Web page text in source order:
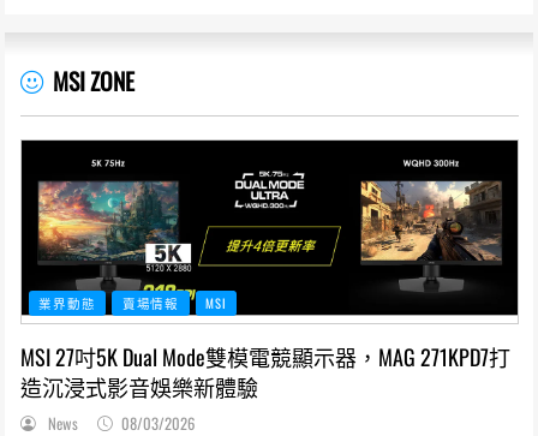
MSI ZONE
業界動態 賣場情報 MSI
MSI 27吋5K Dual Mode雙模電競顯示器，MAG 271KPD7打
造沉浸式影音娛樂新體驗
News 08/03/2026